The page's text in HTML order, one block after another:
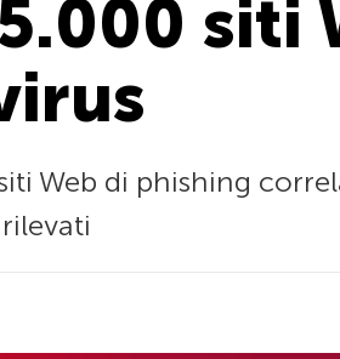
siti
Web di phishing